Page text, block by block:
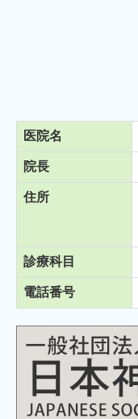
医院名
院長
住所
診療科目
電話番号